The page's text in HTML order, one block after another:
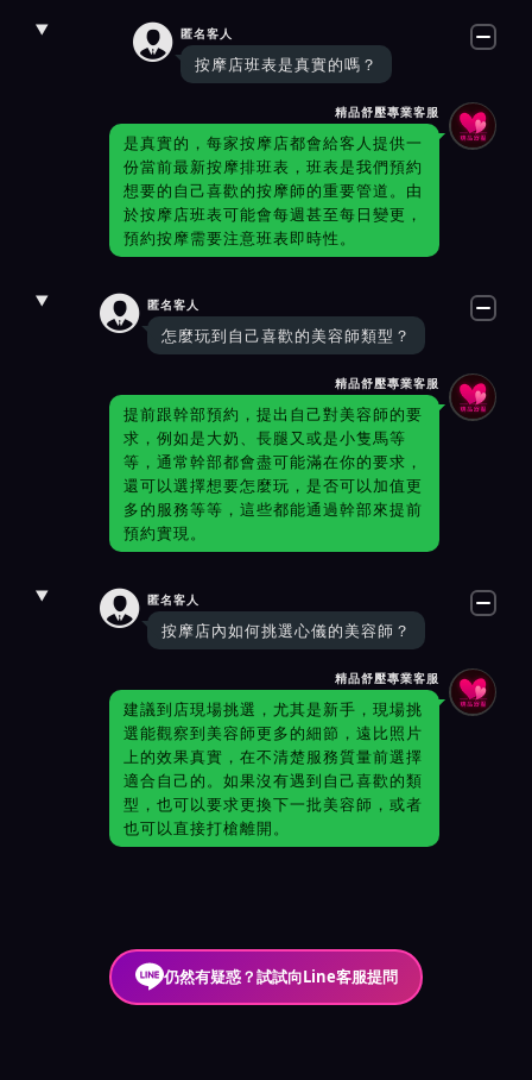
 匿名客人
按摩店班表是真實的嗎？
精品舒壓專業客服
是真實的，每家按摩店都會給客人提供一
份當前最新按摩排班表，班表是我們預約
想要的自己喜歡的按摩師的重要管道。由
於按摩店班表可能會每週甚至每日變更，
預約按摩需要注意班表即時性。
 匿名客人
怎麼玩到自己喜歡的美容師類型？
精品舒壓專業客服
提前跟幹部預約，提出自己對美容師的要
求，例如是大奶、長腿又或是小隻馬等
等，通常幹部都會盡可能滿在你的要求，
還可以選擇想要怎麼玩，是否可以加值更
多的服務等等，這些都能通過幹部來提前
預約實現。
 匿名客人
按摩店內如何挑選心儀的美容師？
精品舒壓專業客服
建議到店現場挑選，尤其是新手，現場挑
選能觀察到美容師更多的細節，遠比照片
上的效果真實，在不清楚服務質量前選擇
適合自己的。如果沒有遇到自己喜歡的類
型，也可以要求更換下一批美容師，或者
也可以直接打槍離開。
仍然有疑惑？試試向Line客服提問